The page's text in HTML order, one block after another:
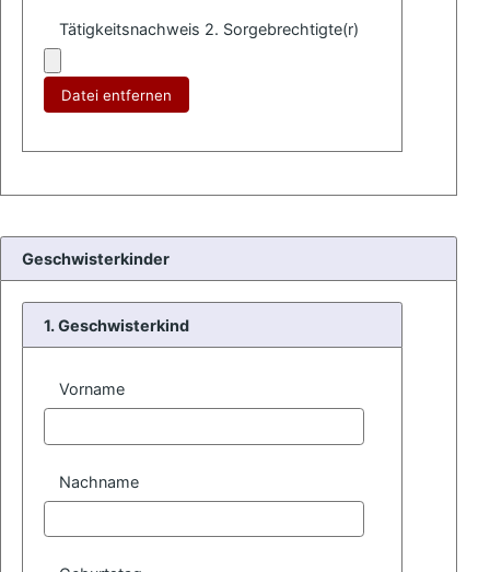
Tätigkeitsnachweis 2. Sorgebrechtigte(r)
Datei entfernen
Geschwisterkinder
1. Geschwisterkind
Vorname
Nachname